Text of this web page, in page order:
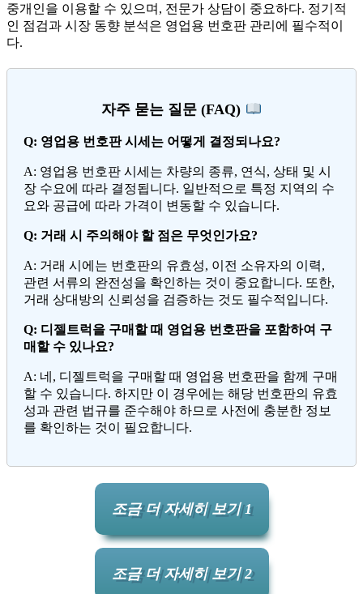
중개인을 이용할 수 있으며, 전문가 상담이 중요하다. 정기적
인 점검과 시장 동향 분석은 영업용 번호판 관리에 필수적이
다.
자주 묻는 질문 (FAQ)
Q: 영업용 번호판 시세는 어떻게 결정되나요?
A: 영업용 번호판 시세는 차량의 종류, 연식, 상태 및 시
장 수요에 따라 결정됩니다. 일반적으로 특정 지역의 수
요와 공급에 따라 가격이 변동할 수 있습니다.
Q: 거래 시 주의해야 할 점은 무엇인가요?
A: 거래 시에는 번호판의 유효성, 이전 소유자의 이력,
관련 서류의 완전성을 확인하는 것이 중요합니다. 또한,
거래 상대방의 신뢰성을 검증하는 것도 필수적입니다.
Q: 디젤트럭을 구매할 때 영업용 번호판을 포함하여 구
매할 수 있나요?
A: 네, 디젤트럭을 구매할 때 영업용 번호판을 함께 구매
할 수 있습니다. 하지만 이 경우에는 해당 번호판의 유효
성과 관련 법규를 준수해야 하므로 사전에 충분한 정보
를 확인하는 것이 필요합니다.
조금 더 자세히 보기 1
조금 더 자세히 보기 2